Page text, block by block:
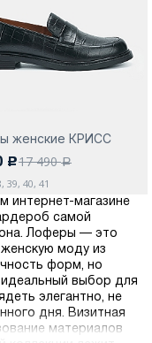
женские КРИСС
c17 490a
39, 40, 41
интернет-магазине
самой
Лоферы — это
моду из
форм, но
выбор для
элегантно, не
дня. Визитная
материалов